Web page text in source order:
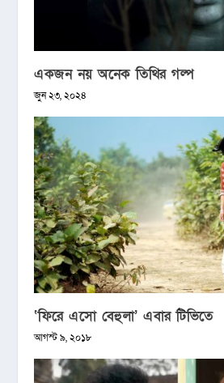
একজন নয় অনেক তিথির গল্প
জুন ২৩, ২০২৪
‘ফিরে এসো বেহুলা’ এবার টিভিতে
আগস্ট ৯, ২০১৮